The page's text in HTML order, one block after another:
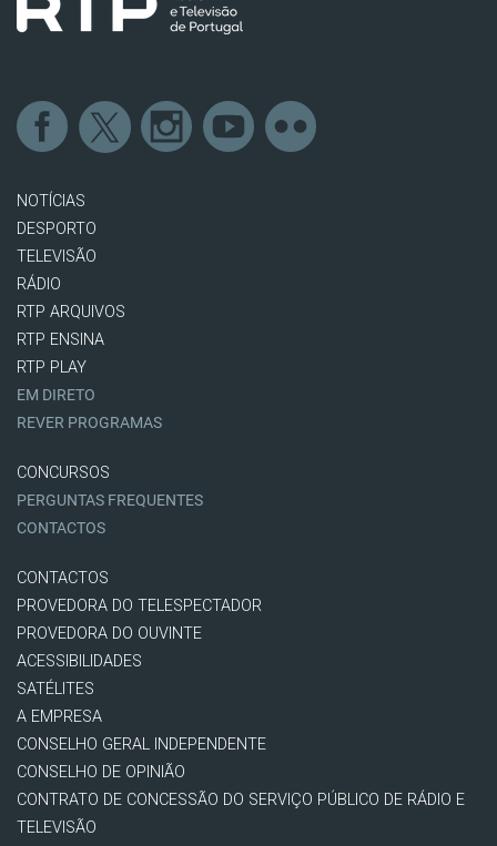
NOTÍCIAS
DESPORTO
TELEVISÃO
RÁDIO
RTP ARQUIVOS
RTP ENSINA
RTP PLAY
EM DIRETO
REVER PROGRAMAS
CONCURSOS
PERGUNTAS FREQUENTES
CONTACTOS
CONTACTOS
PROVEDORA DO TELESPECTADOR
PROVEDORA DO OUVINTE
ACESSIBILIDADES
SATÉLITES
A EMPRESA
CONSELHO GERAL INDEPENDENTE
CONSELHO DE OPINIÃO
CONTRATO DE CONCESSÃO DO SERVIÇO PÚBLICO DE RÁDIO E
TELEVISÃO